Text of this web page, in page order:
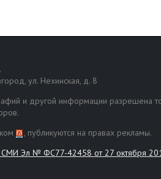
ул. Нехинская, д. 8
и другой информации разрешена
, публикуются на правах рекламы.
СМИ Эл № ФС77-42458 от 27 октября